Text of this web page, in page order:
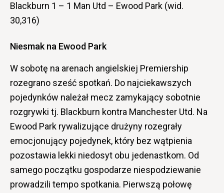
Blackburn 1 – 1 Man Utd – Ewood Park (wid.
30,316)
Niesmak na Ewood Park
W sobotę na arenach angielskiej Premiership
rozegrano sześć spotkań. Do najciekawszych
pojedynków należał mecz zamykający sobotnie
rozgrywki tj. Blackburn kontra Manchester Utd. Na
Ewood Park rywalizujące drużyny rozegrały
emocjonujący pojedynek, który bez wątpienia
pozostawia lekki niedosyt obu jedenastkom. Od
samego początku gospodarze niespodziewanie
prowadzili tempo spotkania. Pierwszą połowę